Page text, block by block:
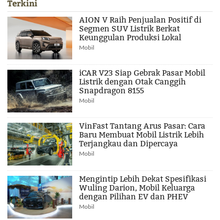
Terkini
AION V Raih Penjualan Positif di
Segmen SUV Listrik Berkat
Keunggulan Produksi Lokal
Mobil
iCAR V23 Siap Gebrak Pasar Mobil
Listrik dengan Otak Canggih
Snapdragon 8155
Mobil
VinFast Tantang Arus Pasar: Cara
Baru Membuat Mobil Listrik Lebih
Terjangkau dan Dipercaya
Mobil
Mengintip Lebih Dekat Spesifikasi
Wuling Darion, Mobil Keluarga
dengan Pilihan EV dan PHEV
Mobil